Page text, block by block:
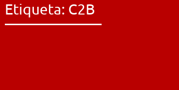
Etiqueta: C2B